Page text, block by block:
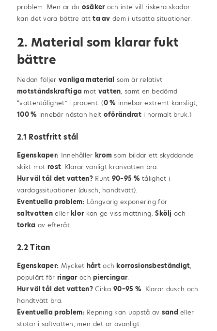
problem. Men är du osäkeroch inte vill riskera skador
kan det vara bättre attta av dem i utsatta situationer.
2. Material som klarar fukt
bättre
Nedan följer vanliga material som är relativt
motståndskraftiga mot vatten, samt en bedömd
“vattentålighet” i procent. (0 % innebär extremt känsligt,
100 % innebär nästan helt oförändrati normalt bruk.)
2.1 Rostfritt stål
Egenskaper: Innehåller krom som bildar ett skyddande
skikt mot rost. Klarar vanligt kranvatten bra.
Hur väl tål det vatten?Runt 90–95 % tålighet i
vardagssituationer (dusch, handtvätt).
Eventuella problem: Långvarig exponering för
saltvatten ellerklorkan ge viss mattning.Skölj och
torka av efteråt.
2.2 Titan
Egenskaper: Mycket hårtochkorrosionsbeständigt,
populärt för ringarochpiercingar.
Hur väl tål det vatten?Cirka90–95 %. Klarar dusch och
handtvätt bra.
Eventuella problem: Repning kan uppstå av sand eller
stötar i saltvatten, men det är ovanligt.